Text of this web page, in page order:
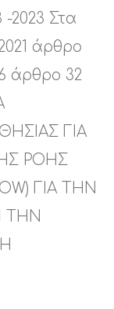
-2023 Στα
άρθρο
άρθρο 32
ΓΙΑ
ΡΟΗΣ
ΓΙΑ ΤΗΝ
ΤΗΝ